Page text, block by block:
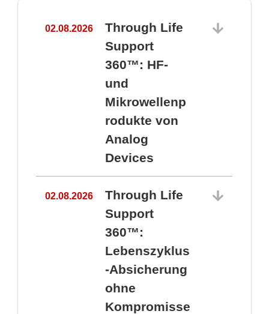
02.08.2026
Through Life
Support
360™: HF-
und
Mikrowellenp
rodukte von
Analog
Devices
02.08.2026
Through Life
Support
360™:
Lebenszyklus
-Absicherung
ohne
Kompromisse